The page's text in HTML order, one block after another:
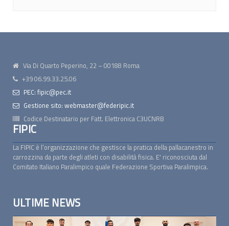
Via Di Quarto Peperino, 22 – 00188 Roma
+39 06.99.33.25.06
PEC: fipic@pec.it
Gestione sito: webmaster@federipic.it
Codice Destinatario per Fatt. Elettronica C3UCNRB
FIPIC
La FIPIC è l’organizzazione che gestisce la pratica della pallacanestro in
carrozzina da parte degli atleti con disabilità fisica. E' riconosciuta dal
Comitato Italiano Paralimpico quale Federazione Sportiva Paralimpica.
ULTIME NEWS